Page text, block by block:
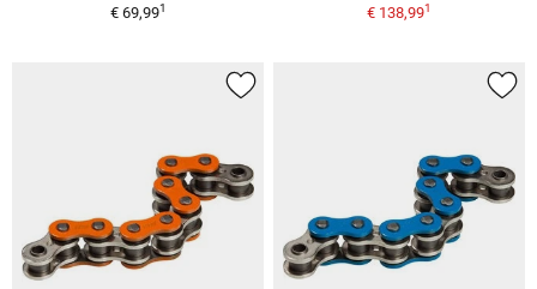
€ 69,991 € 138,991